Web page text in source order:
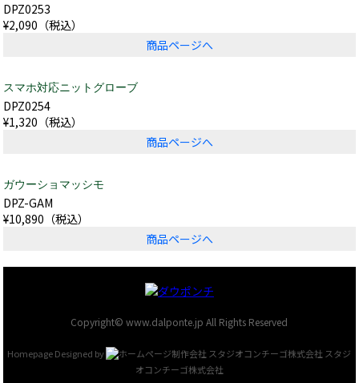
DPZ0253
¥2,090（税込）
商品ページへ
スマホ対応ニットグローブ
DPZ0254
¥1,320（税込）
商品ページへ
ガウーショマッシモ
DPZ-GAM
¥10,890（税込）
商品ページへ
Copyright© www.dalponte.jp All Rights Reserved
Homepage Designed by
スタジ
オコンチーゴ株式会社